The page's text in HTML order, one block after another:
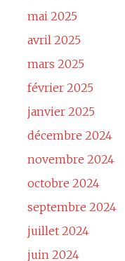
mai 2025
avril 2025
mars 2025
février 2025
janvier 2025
décembre 2024
novembre 2024
octobre 2024
septembre 2024
juillet 2024
juin 2024